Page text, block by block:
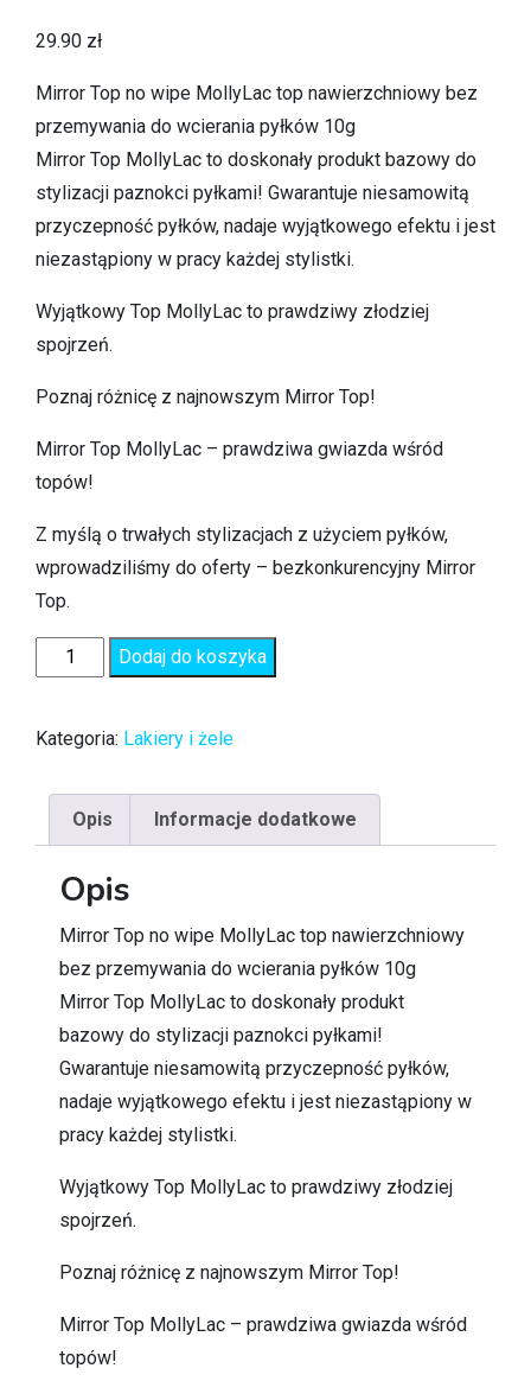
29.90 zł
Mirror Top no wipe MollyLac top nawierzchniowy bez
przemywania do wcierania pyłków 10g
Mirror Top MollyLac to doskonały produkt bazowy do
stylizacji paznokci pyłkami! Gwarantuje niesamowitą
przyczepność pyłków, nadaje wyjątkowego efektu i jest
niezastąpiony w pracy każdej stylistki.
Wyjątkowy Top MollyLac to prawdziwy złodziej
spojrzeń.
Poznaj różnicę z najnowszym Mirror Top!
Mirror Top MollyLac – prawdziwa gwiazda wśród
topów!
Z myślą o trwałych stylizacjach z użyciem pyłków,
wprowadziliśmy do oferty – bezkonkurencyjny Mirror
Top.
Dodaj do koszyka
Kategoria: Lakiery i żele
Opis Informacje dodatkowe
Opis
Mirror Top no wipe MollyLac top nawierzchniowy
bez przemywania do wcierania pyłków 10g
Mirror Top MollyLac to doskonały produkt
bazowy do stylizacji paznokci pyłkami!
Gwarantuje niesamowitą przyczepność pyłków,
nadaje wyjątkowego efektu i jest niezastąpiony w
pracy każdej stylistki.
Wyjątkowy Top MollyLac to prawdziwy złodziej
spojrzeń.
Poznaj różnicę z najnowszym Mirror Top!
Mirror Top MollyLac – prawdziwa gwiazda wśród
topów!